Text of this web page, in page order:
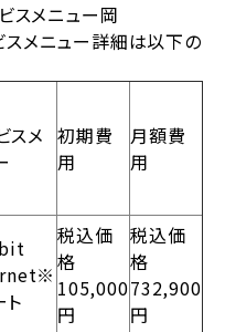
スメニュー岡
メニュー詳細は以下の
スメ 初期費
用
月額費
用
ト
税込価
格
105,000
円
税込価
格
732,900
円